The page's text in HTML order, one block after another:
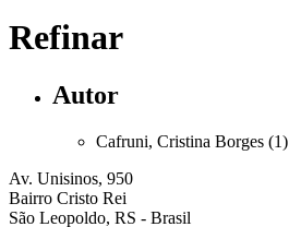
Refinar
Autor
Cafruni, Cristina Borges (1)
Av. Unisinos, 950
Bairro Cristo Rei
São Leopoldo, RS - Brasil